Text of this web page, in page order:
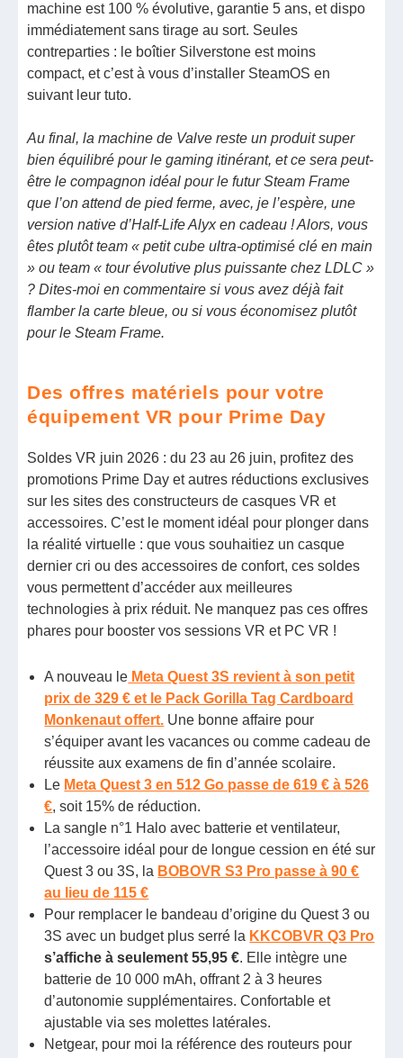
machine est 100 % évolutive, garantie 5 ans, et dispo
immédiatement sans tirage au sort. Seules
contreparties : le boîtier Silverstone est moins
compact, et c’est à vous d’installer SteamOS en
suivant leur tuto.
Au final, la machine de Valve reste un produit super
bien équilibré pour le gaming itinérant, et ce sera peut-
être le compagnon idéal pour le futur Steam Frame
que l’on attend de pied ferme, avec, je l’espère, une
version native d’Half-Life Alyx en cadeau ! Alors, vous
êtes plutôt team « petit cube ultra-optimisé clé en main
» ou team « tour évolutive plus puissante chez LDLC »
? Dites-moi en commentaire si vous avez déjà fait
flamber la carte bleue, ou si vous économisez plutôt
pour le Steam Frame.
Des offres matériels pour votre
équipement VR pour Prime Day
Soldes VR juin 2026 : du 23 au 26 juin, profitez des
promotions Prime Day et autres réductions exclusives
sur les sites des constructeurs de casques VR et
accessoires. C’est le moment idéal pour plonger dans
la réalité virtuelle : que vous souhaitiez un casque
dernier cri ou des accessoires de confort, ces soldes
vous permettent d’accéder aux meilleures
technologies à prix réduit. Ne manquez pas ces offres
phares pour booster vos sessions VR et PC VR !
A nouveau le Meta Quest 3S revient à son petit
prix de 329 € et le Pack Gorilla Tag Cardboard
Monkenaut offert. Une bonne affaire pour
s’équiper avant les vacances ou comme cadeau de
réussite aux examens de fin d’année scolaire.
Le Meta Quest 3 en 512 Go passe de 619 € à 526
€, soit 15% de réduction.
La sangle n°1 Halo avec batterie et ventilateur,
l’accessoire idéal pour de longue cession en été sur
Quest 3 ou 3S, la BOBOVR S3 Pro passe à 90 €
au lieu de 115 €
Pour remplacer le bandeau d’origine du Quest 3 ou
3S avec un budget plus serré la KKCOBVR Q3 Pro
s’affiche à seulement 55,95 €. Elle intègre une
batterie de 10 000 mAh, offrant 2 à 3 heures
d’autonomie supplémentaires. Confortable et
ajustable via ses molettes latérales.
Netgear, pour moi la référence des routeurs pour